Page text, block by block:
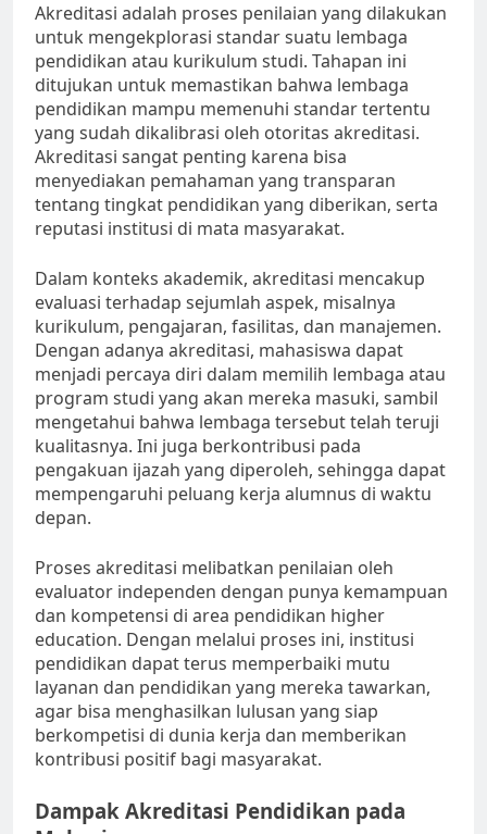
Akreditasi adalah proses penilaian yang dilakukan
untuk mengekplorasi standar suatu lembaga
pendidikan atau kurikulum studi. Tahapan ini
ditujukan untuk memastikan bahwa lembaga
pendidikan mampu memenuhi standar tertentu
yang sudah dikalibrasi oleh otoritas akreditasi.
Akreditasi sangat penting karena bisa
menyediakan pemahaman yang transparan
tentang tingkat pendidikan yang diberikan, serta
reputasi institusi di mata masyarakat.
Dalam konteks akademik, akreditasi mencakup
evaluasi terhadap sejumlah aspek, misalnya
kurikulum, pengajaran, fasilitas, dan manajemen.
Dengan adanya akreditasi, mahasiswa dapat
menjadi percaya diri dalam memilih lembaga atau
program studi yang akan mereka masuki, sambil
mengetahui bahwa lembaga tersebut telah teruji
kualitasnya. Ini juga berkontribusi pada
pengakuan ijazah yang diperoleh, sehingga dapat
mempengaruhi peluang kerja alumnus di waktu
depan.
Proses akreditasi melibatkan penilaian oleh
evaluator independen dengan punya kemampuan
dan kompetensi di area pendidikan higher
education. Dengan melalui proses ini, institusi
pendidikan dapat terus memperbaiki mutu
layanan dan pendidikan yang mereka tawarkan,
agar bisa menghasilkan lulusan yang siap
berkompetisi di dunia kerja dan memberikan
kontribusi positif bagi masyarakat.
Dampak Akreditasi Pendidikan pada